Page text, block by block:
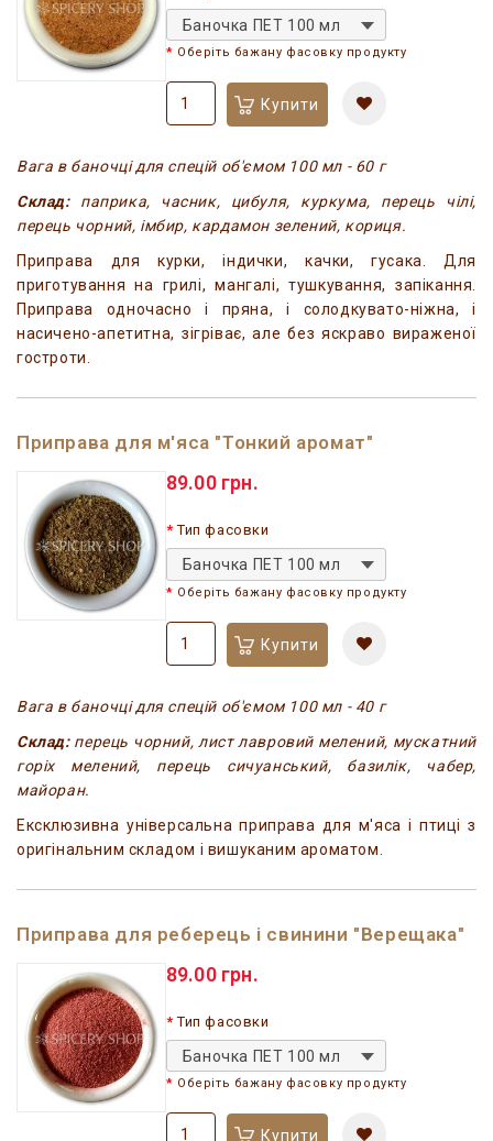
Баночка ПЕТ 100 мл
Оберіть бажану фасовку продукту
Купити
Вага в баночці для спецій об'ємом 100 мл - 60 г
Склад:паприка, часник, цибуля, куркума, перець чілі,
перець чорний, імбир, кардамон зелений, кориця.
Приправа для курки, індички, качки, гусака. Для
приготування на грилі, мангалі, тушкування, запікання.
Приправа одночасно і пряна, і солодкувато-ніжна, і
насичено-апетитна, зігріває, але без яскраво вираженої
гостроти.
Приправа для м'яса "Тонкий аромат"
89.00 грн.
Тип фасовки
Баночка ПЕТ 100 мл
Оберіть бажану фасовку продукту
Купити
Вага в баночці для спецій об'ємом 100 мл - 40 г
Склад:перець чорний, лист лавровий мелений, мускатний
горіх мелений, перець сичуанський, базилік, чабер,
майоран.
Ексклюзивна універсальна приправа для м'яса і птиці з
оригінальним складом і вишуканим ароматом.
Приправа для реберець і свинини "Верещака"
89.00 грн.
Тип фасовки
Баночка ПЕТ 100 мл
Оберіть бажану фасовку продукту
Купити